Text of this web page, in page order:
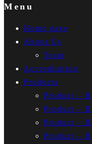
tab
tab
Menu
Home page
About Us
Team
Accreditation
Products
Product –
Product –
Product –
Product –